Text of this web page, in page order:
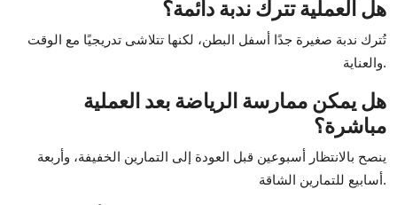
هل العملية تترك ندبة دائمة؟
تُترك ندبة صغيرة جدًا أسفل البطن، لكنها تتلاشى تدريجيًا مع الوقت
والعناية.
هل يمكن ممارسة الرياضة بعد العملية
مباشرة؟
ينصح بالانتظار أسبوعين قبل العودة إلى التمارين الخفيفة، وأربعة
أسابيع للتمارين الشاقة.